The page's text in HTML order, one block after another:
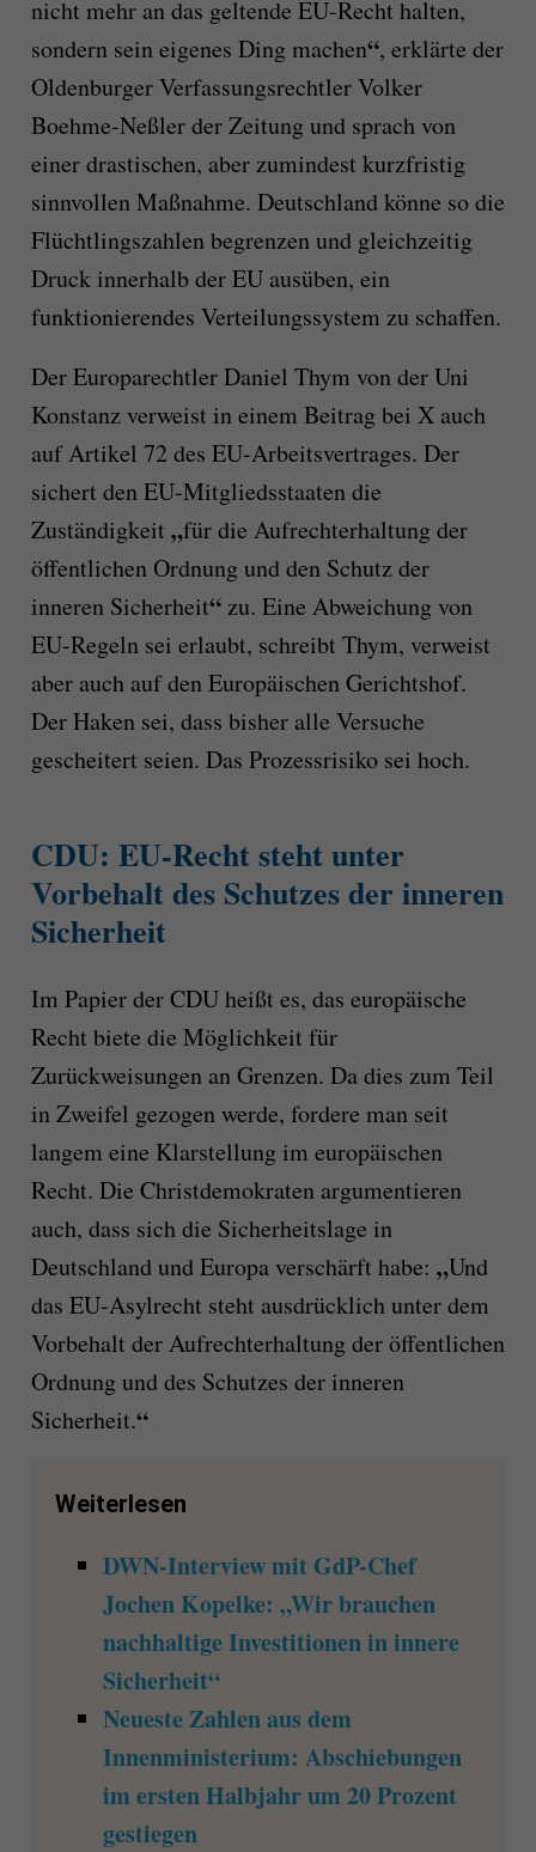
nicht mehr an das geltende EU-Recht halten,
sondern sein eigenes Ding machen“, erklärte der
Oldenburger Verfassungsrechtler Volker
Boehme-Neßler der Zeitung und sprach von
einer drastischen, aber zumindest kurzfristig
sinnvollen Maßnahme. Deutschland könne so die
Flüchtlingszahlen begrenzen und gleichzeitig
Druck innerhalb der EU ausüben, ein
funktionierendes Verteilungssystem zu schaffen.
Der Europarechtler Daniel Thym von der Uni
Konstanz verweist in einem Beitrag bei X auch
auf Artikel 72 des EU-Arbeitsvertrages. Der
sichert den EU-Mitgliedsstaaten die
Zuständigkeit „für die Aufrechterhaltung der
öffentlichen Ordnung und den Schutz der
inneren Sicherheit“zu. Eine Abweichung von
EU-Regeln sei erlaubt, schreibt Thym, verweist
aber auch auf den Europäischen Gerichtshof.
Der Haken sei, dass bisher alle Versuche
gescheitert seien. Das Prozessrisiko sei hoch.
CDU: EU-Recht steht unter
Vorbehalt des Schutzes der inneren
Sicherheit
Im Papier der CDU heißt es, das europäische
Recht biete die Möglichkeit für
Zurückweisungen an Grenzen. Da dies zum Teil
in Zweifel gezogen werde, fordere man seit
langem eine Klarstellung im europäischen
Recht. Die Christdemokraten argumentieren
auch, dass sich die Sicherheitslage in
Deutschland und Europa verschärft habe: „Und
das EU-Asylrecht steht ausdrücklich unter dem
Vorbehalt der Aufrechterhaltung der öffentlichen
Ordnung und des Schutzes der inneren
Sicherheit.“
Weiterlesen
DWN-Interview mit GdP-Chef
Jochen Kopelke: „Wir brauchen
nachhaltige Investitionen in innere
Sicherheit“
Neueste Zahlen aus dem
Innenministerium: Abschiebungen
im ersten Halbjahr um 20 Prozent
gestiegen